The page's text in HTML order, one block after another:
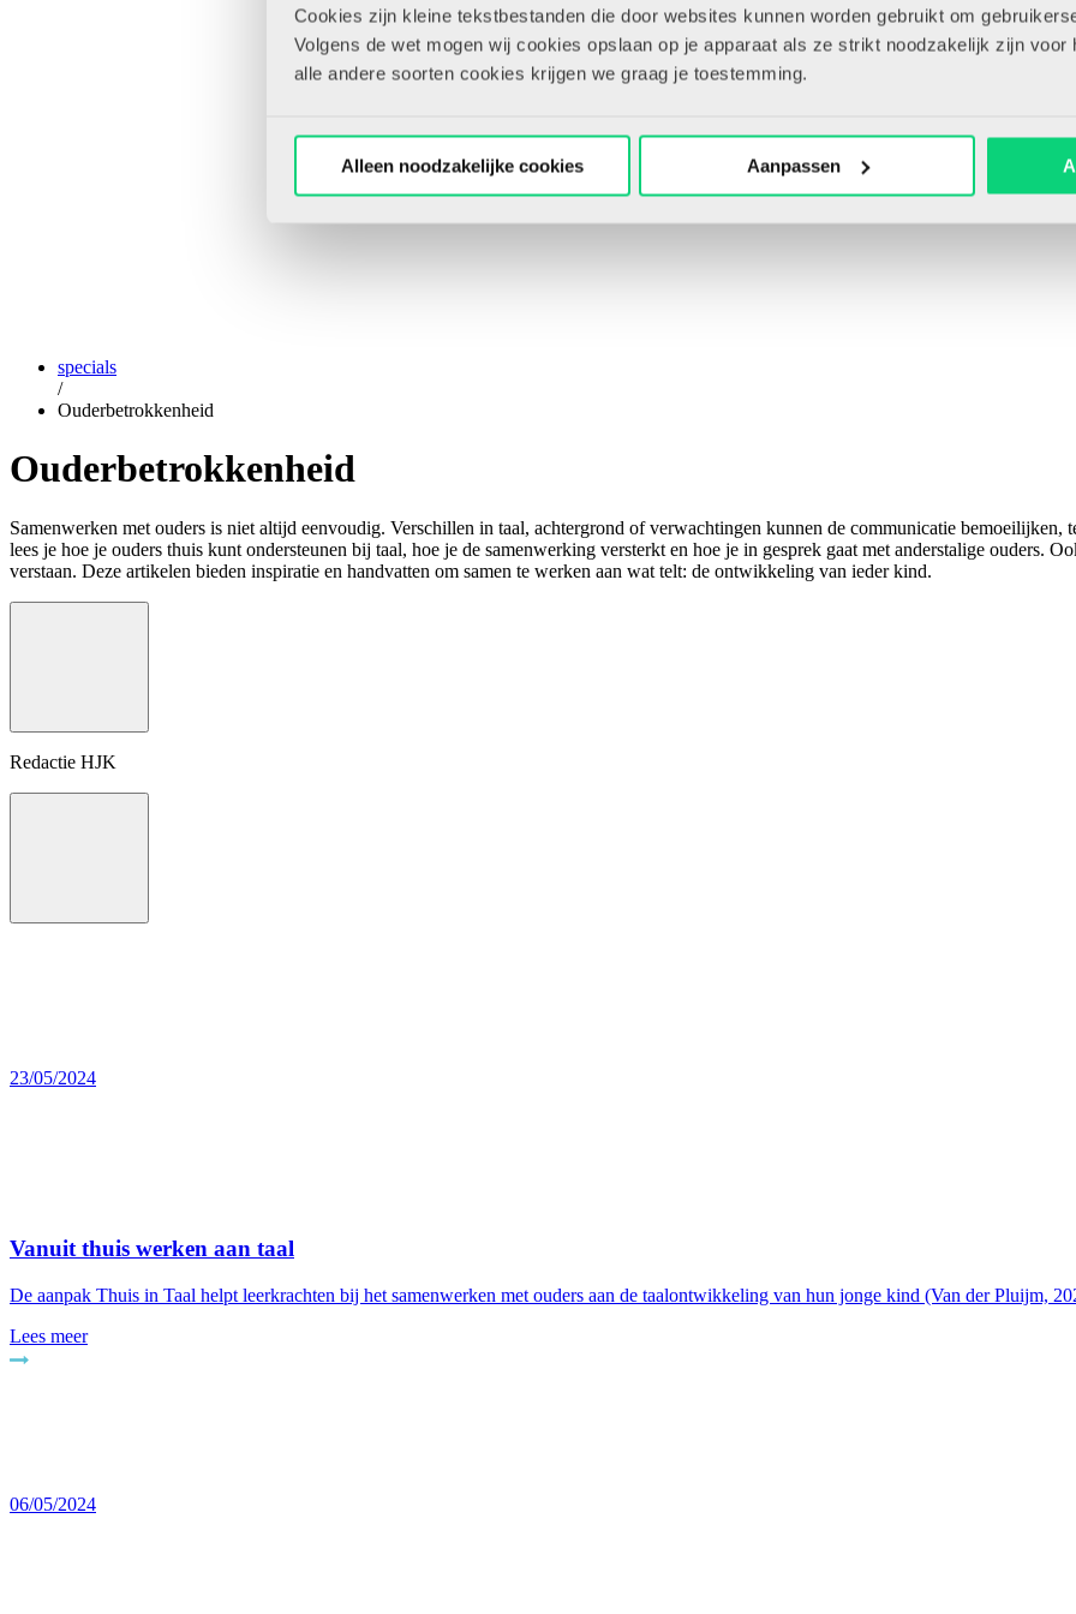
Cookies zijn kleine tekstbestanden die door websites kunnen worden gebruikt om
Volgens de wet mogen wij cookies opslaan op je apparaat als ze strikt noodzakelijk zijn voor
alle andere soorten cookies krijgen we graag je toestemming.
Alleen noodzakelijke cookies Aanpassen
specials
/
Ouderbetrokkenheid
Ouderbetrokkenheid
Samenwerken met ouders is niet altijd eenvoudig. Verschillen in taal, achtergrond of verwachtingen kunnen de communicatie
lees je hoe je ouders thuis kunt ondersteunen bij taal, hoe je de samenwerking versterkt en hoe je in gesprek gaat met anderstalige ouders.
verstaan. Deze artikelen bieden inspiratie en handvatten om samen te werken aan wat telt: de ontwikkeling van ieder kind.
Redactie HJK
23/05/2024
Vanuit thuis werken aan taal
De aanpak Thuis in Taal helpt leerkrachten bij het samenwerken met ouders aan de taalontwikkeling van hun jonge kind (Van der Pluijm,
Lees meer
06/05/2024